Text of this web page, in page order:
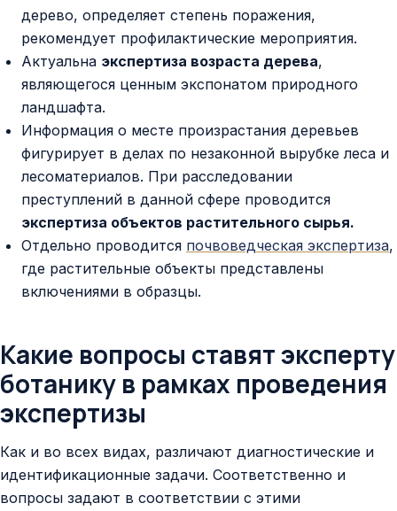
дерево, определяет степень поражения,
рекомендует профилактические мероприятия.
Актуальна экспертиза возраста дерева,
являющегося ценным экспонатом природного
ландшафта.
Информация о месте произрастания деревьев
фигурирует в делах по незаконной вырубке леса и
лесоматериалов. При расследовании
преступлений в данной сфере проводится
экспертиза объектов растительного сырья.
Отдельно проводится почвоведческая экспертиза,
где растительные объекты представлены
включениями в образцы.
Какие вопросы ставят эксперту
ботанику в рамках проведения
экспертизы
Как и во всех видах, различают диагностические и
идентификационные задачи. Соответственно и
вопросы задают в соответствии с этими